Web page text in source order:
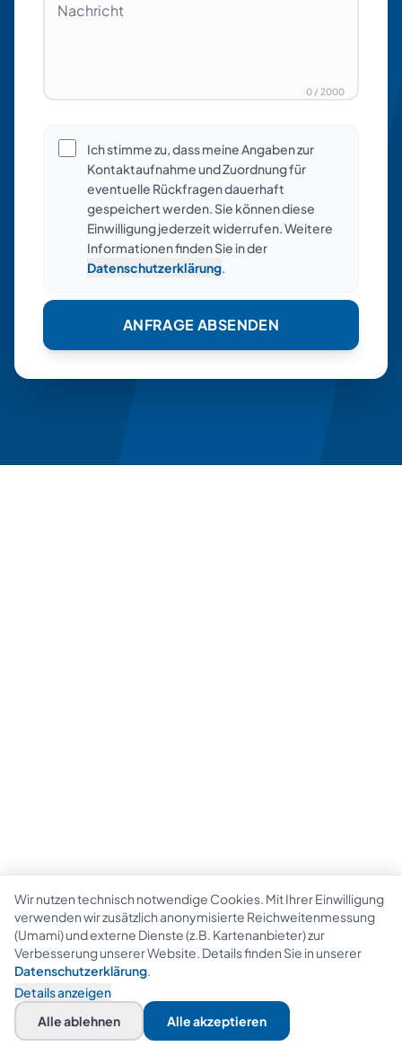
Nachricht
0 / 2000
Ich stimme zu, dass meine Angaben zur
Kontaktaufnahme und Zuordnung für
eventuelle Rückfragen dauerhaft
gespeichert werden. Sie können diese
Einwilligung jederzeit widerrufen. Weitere
Informationen finden Sie in der
Datenschutzerklärung.
ANFRAGE ABSENDEN
Wir nutzen technisch notwendige Cookies. Mit Ihrer Einwilligung
verwenden wir zusätzlich anonymisierte Reichweitenmessung
(Umami) und externe Dienste (z.B. Kartenanbieter) zur
Verbesserung unserer Website. Details finden Sie in unserer
Datenschutzerklärung.
Details anzeigen
Alle ablehnen
Alle akzeptieren